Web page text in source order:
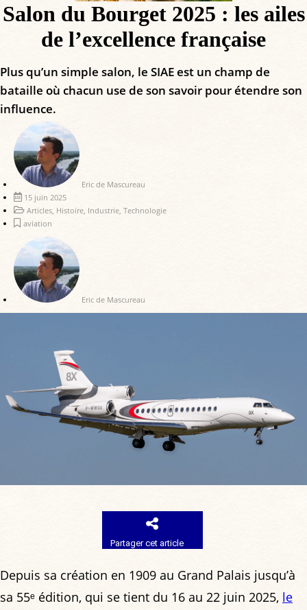
Salon du Bourget 2025 : les ailes
de l’excellence française
Plus qu’un simple salon, le SIAE est un champ de
bataille où chacun use de son savoir pour étendre son
influence.
Eric de Mascureau
15 juin 2025
Articles Histoire Industrie Technologie
aviation
Eric de Mascureau
Partager cet article
Depuis sa création en 1909 au Grand Palais jusqu’à
sa 55ᵉ édition, qui se tient du 16 au 22 juin 2025, le